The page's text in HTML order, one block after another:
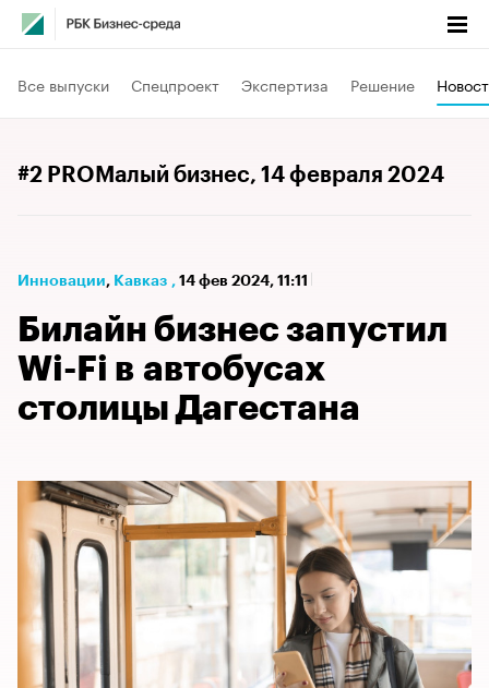
Все выпуски Спецпроект Экспертиза Решение
#2 PROМалый бизнес, 14 февраля 2024
Инновации⁠, Кавказ , 14 фев 2024, 11:11
Билайн бизнес запустил
Wi-Fi в автобусах
столицы Дагестана